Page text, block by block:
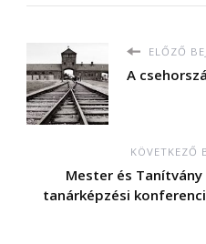
ELŐZŐ
A
KÖVETKEZŐ
Mester és Tanítvány
tanárképzési